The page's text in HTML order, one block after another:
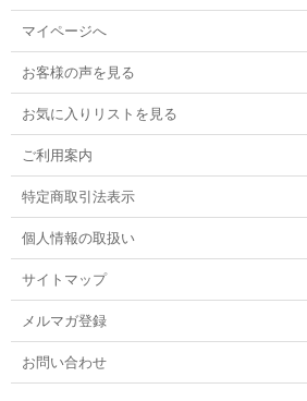
マイページへ
お客様の声を見る
お気に入りリストを見る
ご利用案内
特定商取引法表示
個人情報の取扱い
サイトマップ
メルマガ登録
お問い合わせ